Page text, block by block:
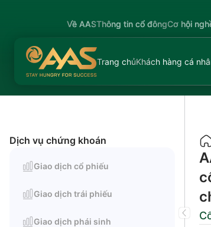
Về AASThông tin cổ đôngCơ hội
Trang chủKhách hàng cá
Dịch vụ chứng khoán
Giao dịch cổ phiếu
Giao dịch trái phiếu
Giao dịch phái sinh